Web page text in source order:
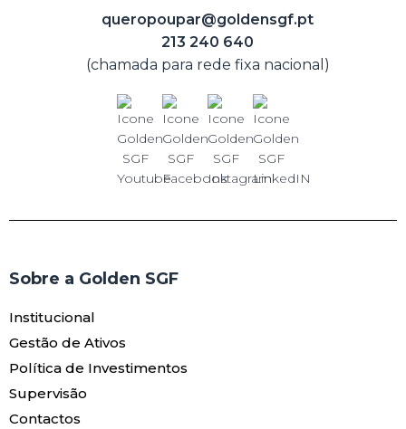
queropoupar@goldensgf.pt
213 240 640
(chamada para rede fixa nacional)
Sobre a Golden SGF
Institucional
Gestão de Ativos
Política de Investimentos
Supervisão
Contactos